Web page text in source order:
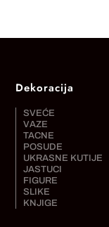
Dekoracija
SVEĆE
VAZE
TACNE
POSUDE
UKRASNE KUTIJE
JASTUCI
FIGURE
SLIKE
KNJIGE